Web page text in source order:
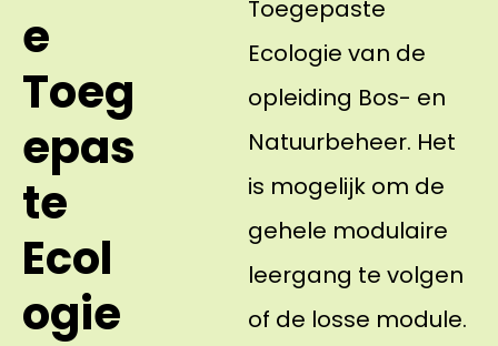
e
Toeg
epas
te
Ecol
ogie
Toegepaste
Ecologie van de
opleiding Bos- en
Natuurbeheer. Het
is mogelijk om de
gehele modulaire
leergang te volgen
of de losse module.